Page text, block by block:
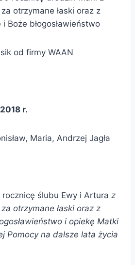
otrzymane łaski oraz z
Boże błogosławieństwo
od firmy WAAN
r.
Maria, Andrzej Jagła
ślubu Ewy i Artura z
otrzymane łaski oraz z
i opiekę Matki
Pomocy na dalsze lata życia